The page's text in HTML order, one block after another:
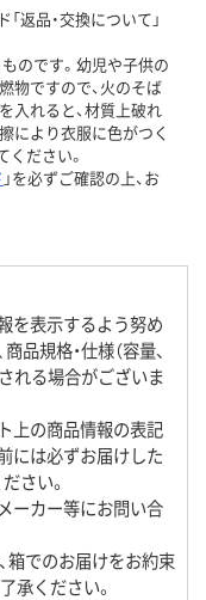
返品・交換について」
のです。幼児や子供の
物ですので、火のそば
入れると、材質上破れ
により衣服に色がつく
ださい。
」を必ずご確認の上、お
を表示するよう努め
品規格・仕様（容量、
れる場合がございま
上の商品情報の表記
には必ずお届けした
さい。
ーカー等にお問い合
箱でのお届けをお約束
承ください。